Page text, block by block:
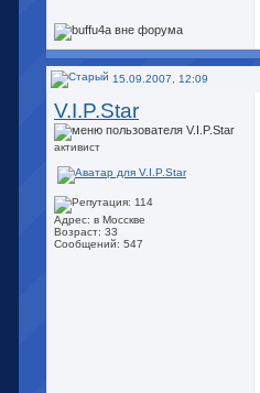
15.09.2007, 12:09
V.I.P.Star
активист
Адрес: в Мосскве
Возраст: 33
Сообщений: 547